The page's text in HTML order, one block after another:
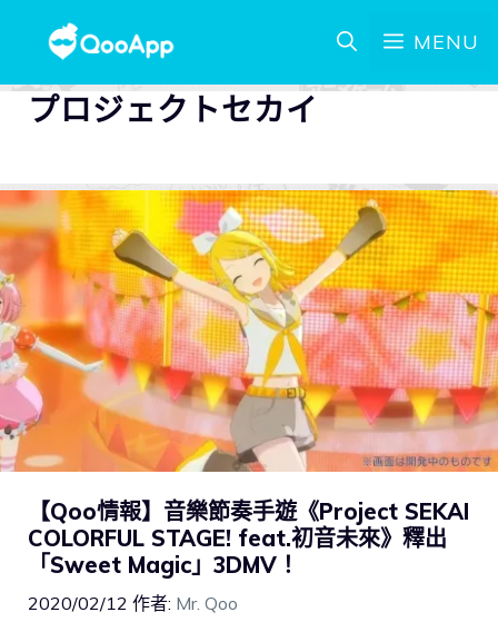
MENU
プロジェクトセカイ
【Qoo情報】音樂節奏手遊《Project SEKAI
COLORFUL STAGE! feat.初音未來》釋出
「Sweet Magic」3DMV！
2020/02/12 作者: Mr. Qoo